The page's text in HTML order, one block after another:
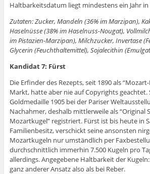
Haltbarkeitsdatum liegt mindestens ein Jahr
Zutaten: Zucker, Mandeln (36% im Marzipan),
Haselnüsse (38% im Haselnuss-Nougat),
im Pistazien-Marzipan), Milchzucker, Invertase
Glycerin (Feuchthaltemittel), Sojalecithin
Kandidat 7: Fürst
Die Erfinder des Rezepts, seit 1890 als
Markt, hatte aber nie auf Copyrights
Goldmedaille 1905 bei der Pariser
Nachahmer, deshalb mittlerweile als “Original
Mozartkugel” registriert. Fürst ist bis heute in
Familienbesitz, verschickt seine ansonsten
Mozartkugeln nur umständlich per
durchschnittlich immerhin 7.500 Kugeln pro
allerdings. Angegebene Haltbarkeit der
ganz anderer Ansatz also als bei Reber.